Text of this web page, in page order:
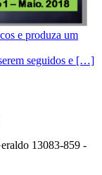
e produza um
seguidos e […]
13083-859 -